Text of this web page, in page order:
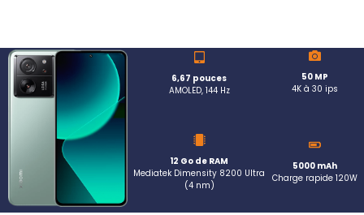
6,67 pouces
AMOLED, 144 Hz
50 MP
4K à 30 ips
12 Go de RAM
Mediatek Dimensity 8200 Ultra
(4 nm)
5000 mAh
Charge rapide 120W